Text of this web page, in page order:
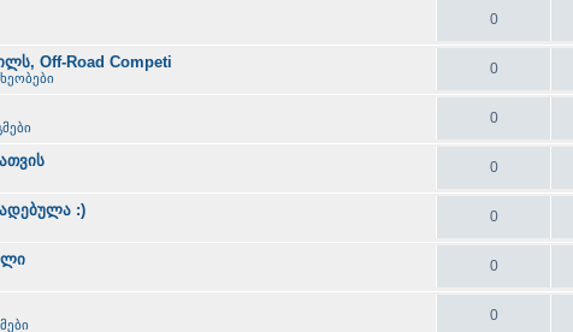
0
Off-Road Competi 0
0
0
:) 0
0
0